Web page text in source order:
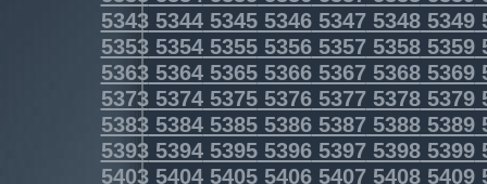
5343534453455346534753485349
5353535453555356535753585359
5363536453655366536753685369
5373537453755376537753785379
5383538453855386538753885389
5393539453955396539753985399
5403540454055406540754085409